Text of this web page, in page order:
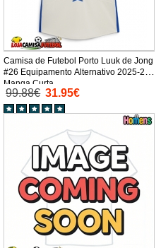
Camisa de Futebol Porto Luuk de Jong
#26 Equipamento Alternativo 2025-26
Manga Curta
99.88€ 31.95€